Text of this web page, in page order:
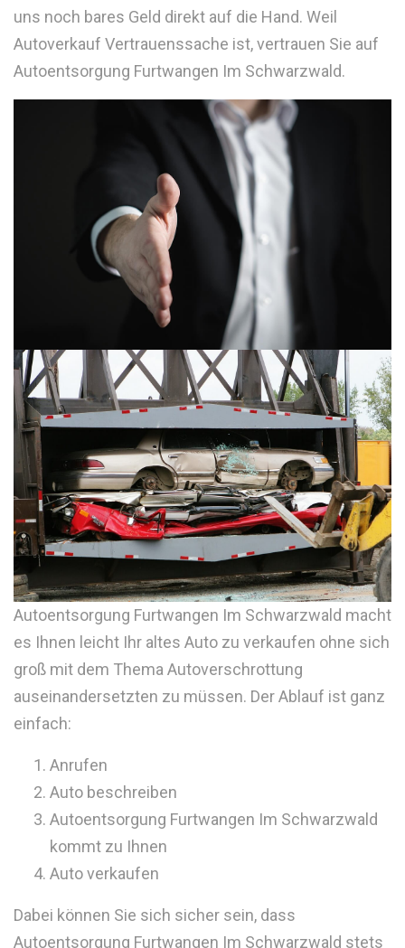
uns noch bares Geld direkt auf die Hand. Weil
Autoverkauf Vertrauenssache ist, vertrauen Sie auf
Autoentsorgung Furtwangen Im Schwarzwald.
Autoentsorgung Furtwangen Im Schwarzwald macht
es Ihnen leicht Ihr altes Auto zu verkaufen ohne sich
groß mit dem Thema Autoverschrottung
auseinandersetzten zu müssen. Der Ablauf ist ganz
einfach:
Anrufen
Auto beschreiben
Autoentsorgung Furtwangen Im Schwarzwald
kommt zu Ihnen
Auto verkaufen
Dabei können Sie sich sicher sein, dass
Autoentsorgung Furtwangen Im Schwarzwald stets